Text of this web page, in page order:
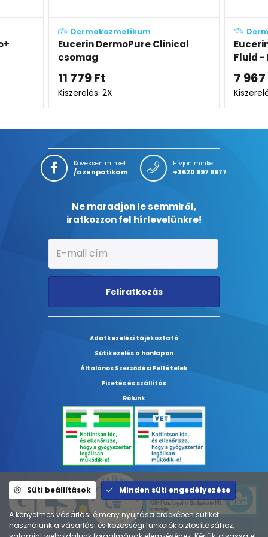
Dermokozmetikum
Eucerin DermoPure Clinical Mat
Fluid - Mattító fluid
7 967Ft
Kiszerelés: 40ML
8 351
Kövessen minket
/azenpatikam
Hívjon minket
+3620 997 9977
Ne maradjon le semmiről,
iratkozzon fel hírlevelünkre!
Feliratkozás
Adatkezelési tájékoztató
Sütikezelés a honlapon
Általános Szerződési Feltételek
Fizetés és szállítás
Rólunk
Süti beállítások Minden süti engedélyezése
A kényelmes vásárlási élmény nyújtása érdekében sütiket
használunk a vásárlási és közösségi funkciók biztosításához,